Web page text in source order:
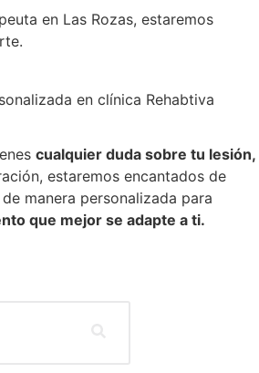
en Las Rozas, estaremos
cualquier duda sobre tu lesión,
estaremos encantados de
manera personalizada para
que mejor se adapte a ti.